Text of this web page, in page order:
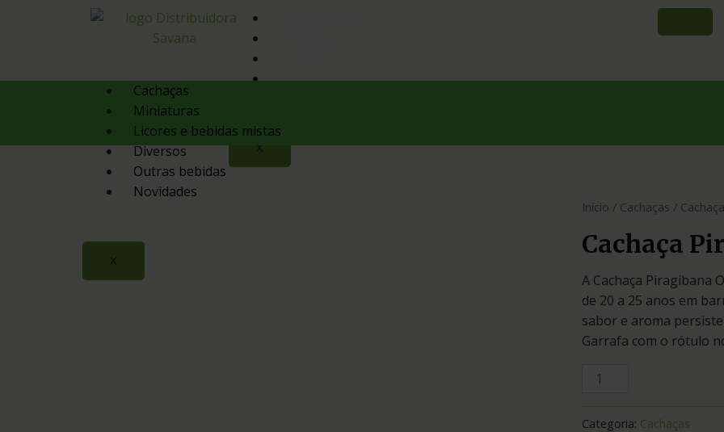
Orçamento
X
Cachaças
Miniaturas
Licores e bebidas mistas
Diversos
Outras bebidas
Novidades
X
Início / Cachaças /
Cachaça
A Cachaça Piragibana
de 20 a 25 anos em
sabor e aroma
Garrafa com o rótulo
Categoria: Cachaças